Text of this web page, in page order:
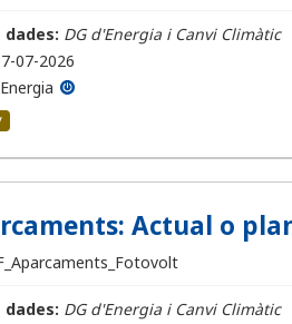
DG d'Energia i Canvi Climàtic
07-2026
Energia
Actual o
DG d'Energia i Canvi Climàtic